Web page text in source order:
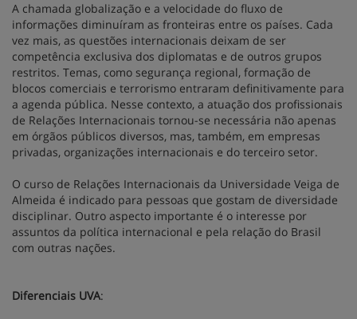
A chamada globalização e a velocidade do fluxo de
informações diminuíram as fronteiras entre os países. Cada
vez mais, as questões internacionais deixam de ser
competência exclusiva dos diplomatas e de outros grupos
restritos. Temas, como segurança regional, formação de
blocos comerciais e terrorismo entraram definitivamente para
a agenda pública. Nesse contexto, a atuação dos profissionais
de Relações Internacionais tornou-se necessária não apenas
em órgãos públicos diversos, mas, também, em empresas
privadas, organizações internacionais e do terceiro setor.
O curso de Relações Internacionais da Universidade Veiga de
Almeida é indicado para pessoas que gostam de diversidade
disciplinar. Outro aspecto importante é o interesse por
assuntos da política internacional e pela relação do Brasil
com outras nações.
Diferenciais UVA: